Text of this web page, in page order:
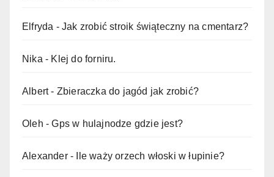
Elfryda -Jak zrobić stroik świąteczny na cmentarz?
Nika - Klej do forniru.
Albert- Zbieraczka do jagód jak zrobić?
Oleh -Gps w hulajnodze gdzie jest?
Alexander- Ile waży orzech włoski w łupinie?